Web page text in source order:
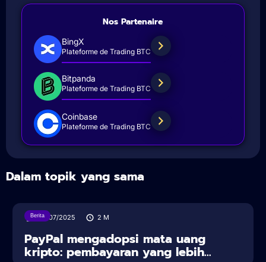
Nos Partenaire
BingX
Plateforme de Trading BTC
Bitpanda
Plateforme de Trading BTC
Coinbase
Plateforme de Trading BTC
Dalam topik yang sama
Berita
30/07/2025 2 M
PayPal mengadopsi mata uang
kripto: pembayaran yang lebih...